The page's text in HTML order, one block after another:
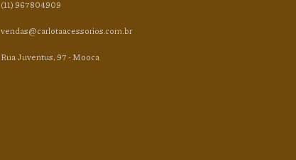
(11) 967804909
vendas@carlotaacessorios.com.br
Rua Juventus, 97 - Mooca